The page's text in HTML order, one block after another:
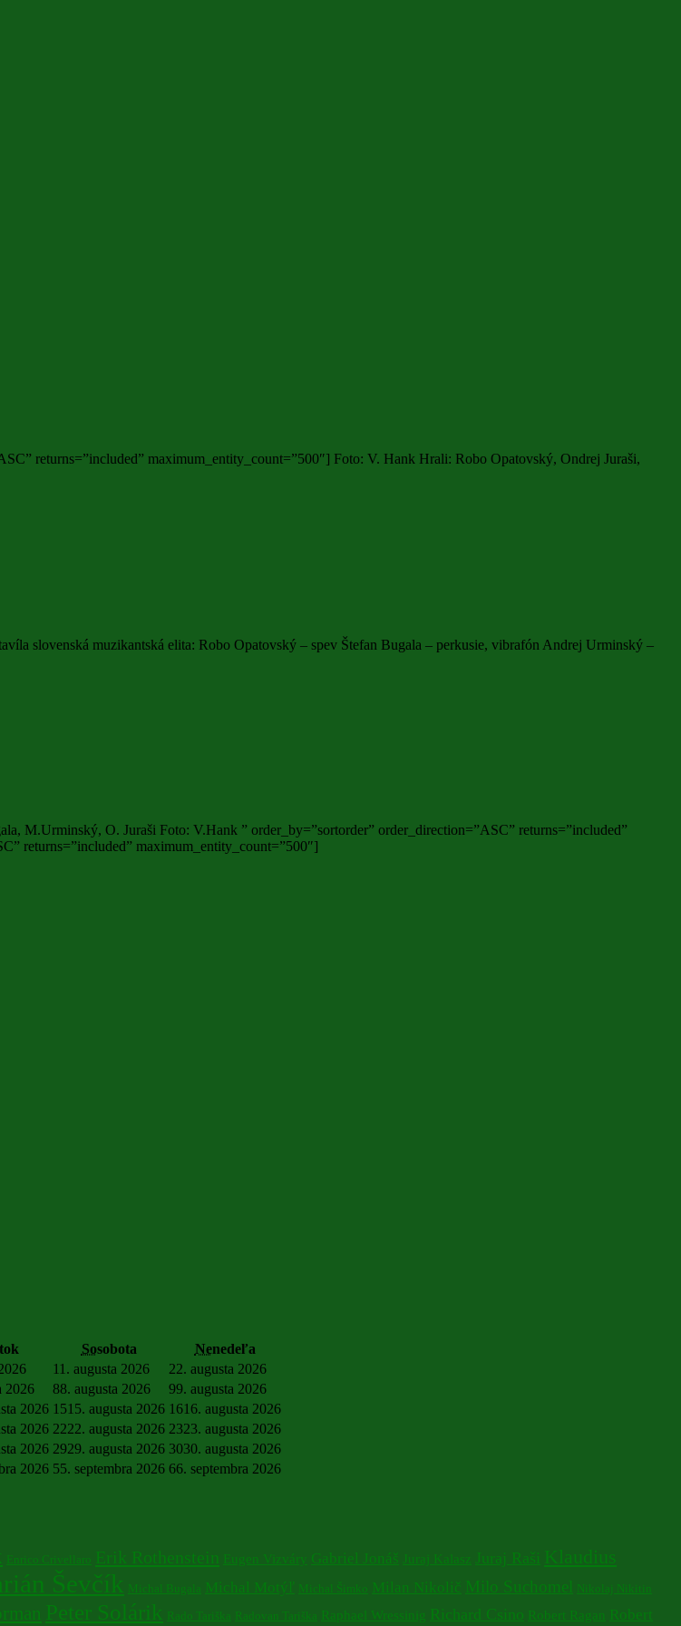
returns=”included” maximum_entity_count=”500″] Foto: V. Hank Hrali: Robo Opatovský, Ondrej Juraši,
slovenská muzikantská elita: Robo Opatovský – spev Štefan Bugala – perkusie, vibrafón Andrej Urminský –
O. Juraši Foto: V.Hank ” order_by=”sortorder” order_direction=”ASC” returns=”included”
returns=”included” maximum_entity_count=”500″]
Sosobota Nenedeľa
11. augusta 2026 22. augusta 2026
2026 88. augusta 2026 99. augusta 2026
2026 1515. augusta 2026 1616. augusta 2026
2026 2222. augusta 2026 2323. augusta 2026
2026 2929. augusta 2026 3030. augusta 2026
2026 55. septembra 2026 66. septembra 2026
Enrico Crivellaro Erik Rothenstein Eugen Vizváry Gabriel Jonáš Juraj Kalasz Juraj Raši Klaudius
Ševčík Michal Bugala Michal Motýľ Michal Šimko Milan Nikolič Milo Suchomel Nikolaj Nikitin
Peter Solárik Rado Tariška Radovan Tariška Raphael Wressinig Richard Csino Robert Ragan Robert